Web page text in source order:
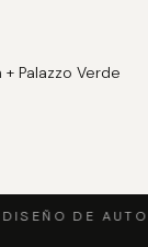
Palazzo Verde
DE AUTOR